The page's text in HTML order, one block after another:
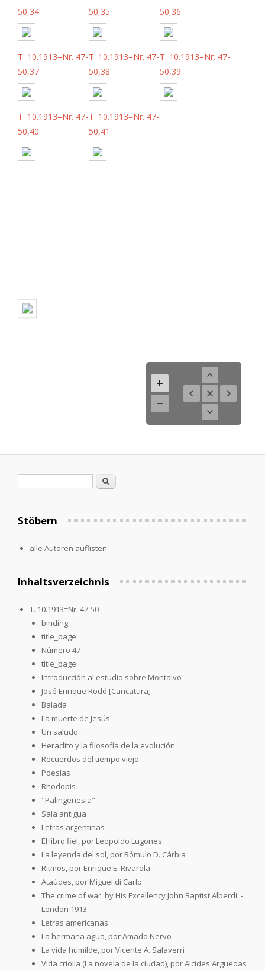
50,34
50,35
50,36
T. 10.1913=Nr. 47-
50,37
T. 10.1913=Nr. 47-
50,38
T. 10.1913=Nr. 47-
50,39
T. 10.1913=Nr. 47-
50,40
T. 10.1913=Nr. 47-
50,41
Suche
Stöbern
alle Autoren auflisten
Inhaltsverzeichnis
T. 10.1913=Nr. 47-50
binding
title_page
Número 47
title_page
Introducción al estudio sobre Montalvo
José Enrique Rodó [Caricatura]
Balada
La muerte de Jesús
Un saludo
Heraclito y la filosofía de la evolución
Recuerdos del tiempo viejo
Poesías
Rhodopis
"Palingenesia"
Sala antigua
Letras argentinas
El libro fiel, por Leopoldo Lugones
La leyenda del sol, por Rómulo D. Cárbia
Ritmos, por Enrique E. Rivarola
Ataúdes, por Miguel di Carlo
The crime of war, by His Excellency John Baptist Alberdi. -
London 1913
Letras americanas
La hermana agua, por Amado Nervo
La vida humilde, por Vicente A. Salaverri
Vida criolla (La novela de la ciudad), por Alcides Arguedas